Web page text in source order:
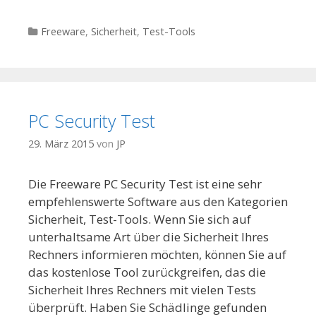
Kategorien
Freeware, Sicherheit, Test-Tools
PC Security Test
29. März 2015 von JP
Die Freeware PC Security Test ist eine sehr
empfehlenswerte Software aus den Kategorien
Sicherheit, Test-Tools. Wenn Sie sich auf
unterhaltsame Art über die Sicherheit Ihres
Rechners informieren möchten, können Sie auf
das kostenlose Tool zurückgreifen, das die
Sicherheit Ihres Rechners mit vielen Tests
überprüft. Haben Sie Schädlinge gefunden